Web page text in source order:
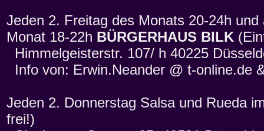
Jeden 2. Freitag des Monats 20-24h
Monat 18-22h BÜRGERHAUS BILK
Himmelgeisterstr. 107/ h 40225
Info von: Erwin.Neander @ t-online.de
Jeden 2. Donnerstag Salsa und Rueda
frei!)